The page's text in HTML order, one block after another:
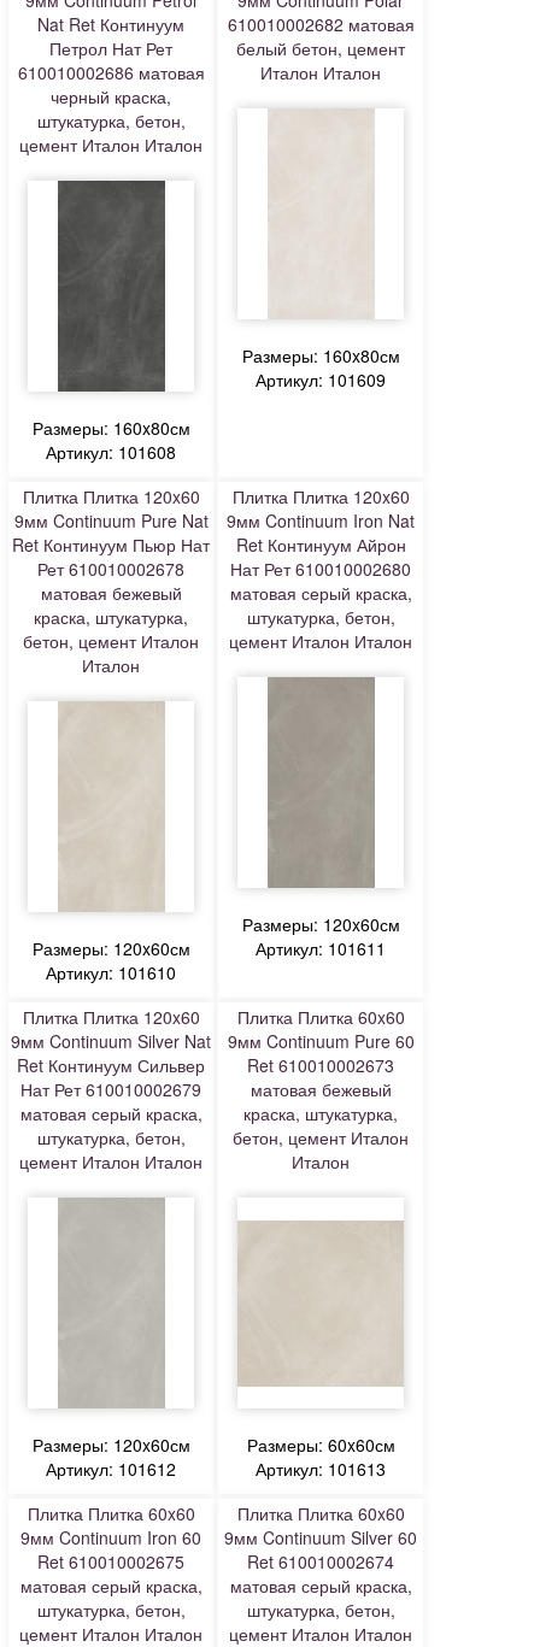
Nat Ret Континуум
Петрол Нат Рет
610010002686 матовая
черный краска,
штукатурка, бетон,
цемент Италон Италон
Размеры: 160x80см
Артикул: 101608
610010002682 матовая
белый бетон, цемент
Италон Италон
Размеры: 160x80см
Артикул: 101609
Плитка Плитка 120x60
9мм Continuum Pure Nat
Ret Континуум Пьюр Нат
Рет 610010002678
матовая бежевый
краска, штукатурка,
бетон, цемент Италон
Италон
Размеры: 120x60см
Артикул: 101610
Плитка Плитка 120x60
9мм Continuum Iron Nat
Ret Континуум Айрон
Нат Рет 610010002680
матовая серый краска,
штукатурка, бетон,
цемент Италон Италон
Размеры: 120x60см
Артикул: 101611
Плитка Плитка 120x60
9мм Continuum Silver Nat
Ret Континуум Сильвер
Нат Рет 610010002679
матовая серый краска,
штукатурка, бетон,
цемент Италон Италон
Размеры: 120x60см
Артикул: 101612
Плитка Плитка 60x60
9мм Continuum Pure 60
Ret 610010002673
матовая бежевый
краска, штукатурка,
бетон, цемент Италон
Италон
Размеры: 60x60см
Артикул: 101613
Плитка Плитка 60x60
9мм Continuum Iron 60
Ret 610010002675
матовая серый краска,
штукатурка, бетон,
цемент Италон Италон
Плитка Плитка 60x60
9мм Continuum Silver 60
Ret 610010002674
матовая серый краска,
штукатурка, бетон,
цемент Италон Италон